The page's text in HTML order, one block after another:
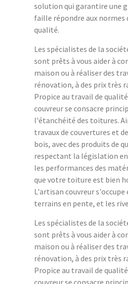
solution qui garantire une
faille répondre aux normes
qualité.
Les spécialistes de la
sont prêts à vous aider à
maison ou à réaliser des
rénovation, à des prix très
Propice au travail de
couvreur se consacre
l'étanchéité des toitures.
travaux de couvertures et
bois, avec des produits de
respectant la législation
les performances des
que votre toiture est bien
L'artisan couvreur
terrains en pente, et les
Les spécialistes de la
sont prêts à vous aider à
maison ou à réaliser des
rénovation, à des prix très
Propice au travail de
couvreur se consacre